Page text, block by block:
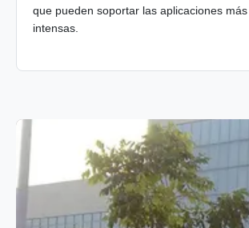
que pueden soportar las aplicaciones más
intensas.